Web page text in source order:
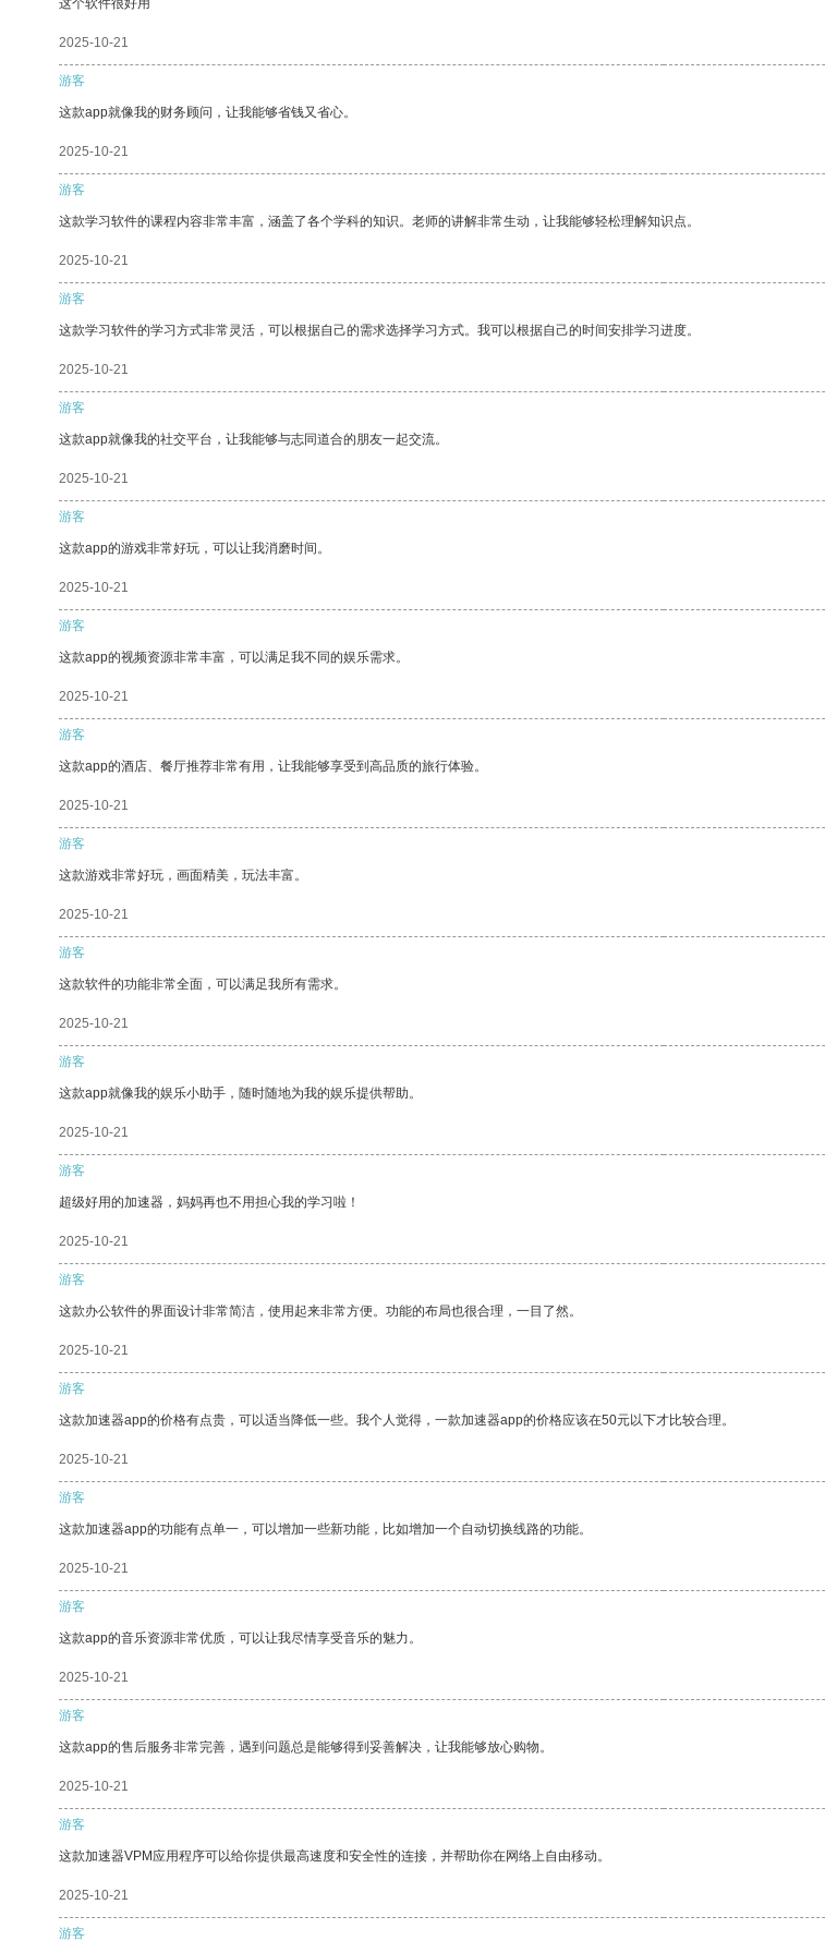
这个软件很好用
2025-10-21
游客
这款app就像我的财务顾问，让我能够省钱又省心。
2025-10-21
游客
这款学习软件的课程内容非常丰富，涵盖了各个学科的知识。老师的讲解非常生动，让我能够轻松理解知识点。
2025-10-21
游客
这款学习软件的学习方式非常灵活，可以根据自己的需求选择学习方式。我可以根据自己的时间安排学习进度。
2025-10-21
游客
这款app就像我的社交平台，让我能够与志同道合的朋友一起交流。
2025-10-21
游客
这款app的游戏非常好玩，可以让我消磨时间。
2025-10-21
游客
这款app的视频资源非常丰富，可以满足我不同的娱乐需求。
2025-10-21
游客
这款app的酒店、餐厅推荐非常有用，让我能够享受到高品质的旅行体验。
2025-10-21
游客
这款游戏非常好玩，画面精美，玩法丰富。
2025-10-21
游客
这款软件的功能非常全面，可以满足我所有需求。
2025-10-21
游客
这款app就像我的娱乐小助手，随时随地为我的娱乐提供帮助。
2025-10-21
游客
超级好用的加速器，妈妈再也不用担心我的学习啦！
2025-10-21
游客
这款办公软件的界面设计非常简洁，使用起来非常方便。功能的布局也很合理，一目了然。
2025-10-21
游客
这款加速器app的价格有点贵，可以适当降低一些。我个人觉得，一款加速器app的价格应该在50元以下才比较合理。
2025-10-21
游客
这款加速器app的功能有点单一，可以增加一些新功能，比如增加一个自动切换线路的功能。
2025-10-21
游客
这款app的音乐资源非常优质，可以让我尽情享受音乐的魅力。
2025-10-21
游客
这款app的售后服务非常完善，遇到问题总是能够得到妥善解决，让我能够放心购物。
2025-10-21
游客
这款加速器VPM应用程序可以给你提供最高速度和安全性的连接，并帮助你在网络上自由移动。
2025-10-21
游客